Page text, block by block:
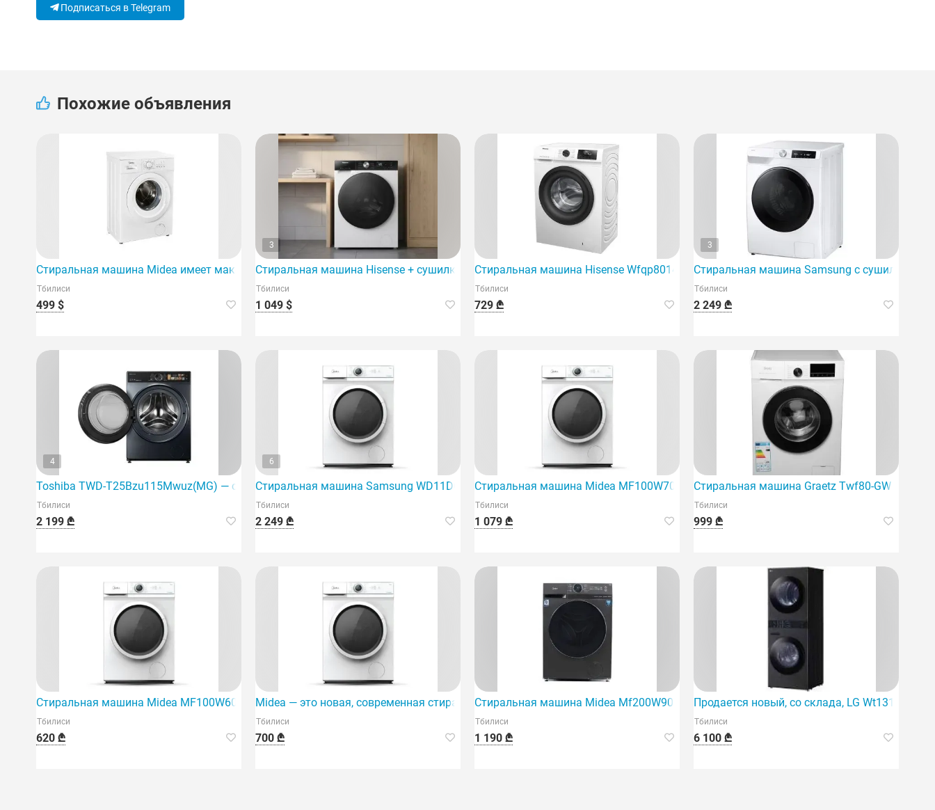
Подписаться в Telegram
Похожие объявления
Стиральная машина Midea имеет максимальную загрузку 6 кг и 23 различные программы стирки.
Тбилиси
499 $
3
Стиральная машина Hisense + сушилка / 2 года гарантии
Тбилиси
1 049 $
Стиральная машина Hisense Wfqp8014Evm — это современный продукт бытовой
Тбилиси
729 ₾
3
Стиральная машина Samsung с сушилкой
Тбилиси
2 249 ₾
4
Toshiba TWD-T25Bzu115Mwuz(MG) — современная стиральная машина с сушилкой.
Тбилиси
2 199 ₾
6
Стиральная машина Samsung WD11DG6B85BELP белого цвета: тест стиля и эффективности.
Тбилиси
2 249 ₾
Стиральная машина Midea MF100W70 предназначена для домашнего использования.
Тбилиси
1 079 ₾
Стиральная машина Graetz Twf80-GW
Тбилиси
999 ₾
Стиральная машина Midea MF100W60 — это современная модель, отличающаяся высоким качеством и функционалом.
Тбилиси
620 ₾
Midea — это новая, современная стиральная машина.
Тбилиси
700 ₾
Стиральная машина Midea Mf200W90Wb/T — это новая, высокоэффективная модель.
Тбилиси
1 190 ₾
Продается новый, со склада, LG Wt1310Yj.
Тбилиси
6 100 ₾